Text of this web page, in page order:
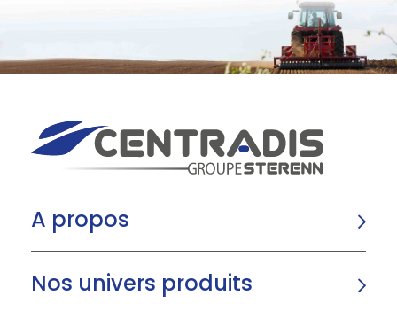
A propos
Nos univers produits